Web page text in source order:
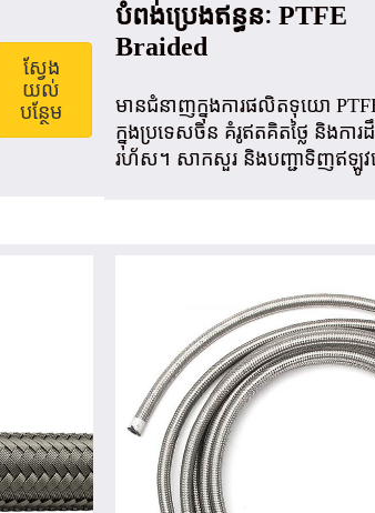
ស្វែង
យល់
បន្ថែម
បំពង់ប្រេងឥន្ធនៈ PTFE
Braided
មានជំនាញក្នុងការផលិតទុយោ
ក្នុងប្រទេសចិន គំរូឥតគិតថ្លៃ និងការ
រហ័ស។ សាកសួរ និងបញ្ជាទិញឥឡូវ